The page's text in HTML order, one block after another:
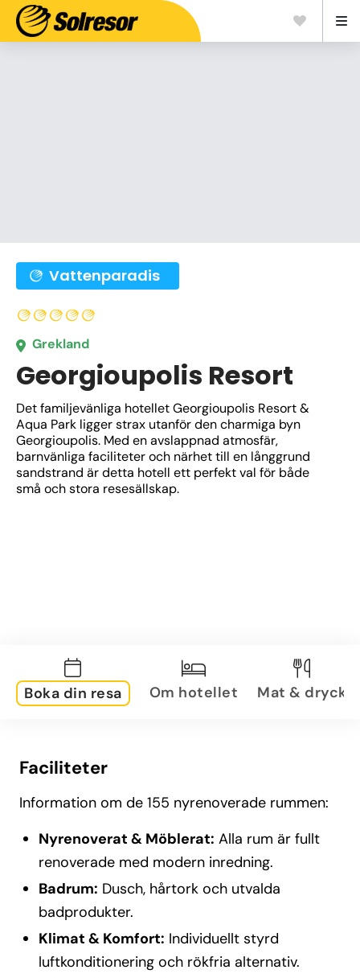
Vattenparadis
Grekland
Georgioupolis Resort
Det familjevänliga hotellet Georgioupolis Resort &
Aqua Park ligger strax utanför den charmiga byn
Georgioupolis. Med en avslappnad atmosfär,
barnvänliga faciliteter och närhet till en långgrund
sandstrand är detta hotell ett perfekt val för både
små och stora resesällskap.
Boka din resa Om hotellet Mat & dryck
Faciliteter
Information om de 155 nyrenoverade rummen:
Nyrenoverat & Möblerat: Alla rum är fullt
renoverade med modern inredning.
Badrum: Dusch, hårtork och utvalda
badprodukter.
Klimat & Komfort: Individuellt styrd
luftkonditionering och rökfria alternativ.